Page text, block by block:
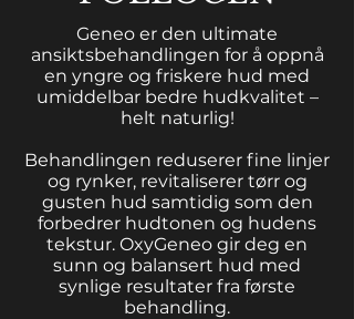
Geneo er den ultimate
ansiktsbehandlingen for å oppnå
en yngre og friskere hud med
umiddelbar bedre hudkvalitet –
helt naturlig!
Behandlingen reduserer fine linjer
og rynker, revitaliserer tørr og
gusten hud samtidig som den
forbedrer hudtonen og hudens
tekstur. OxyGeneo gir deg en
sunn og balansert hud med
synlige resultater fra første
behandling.